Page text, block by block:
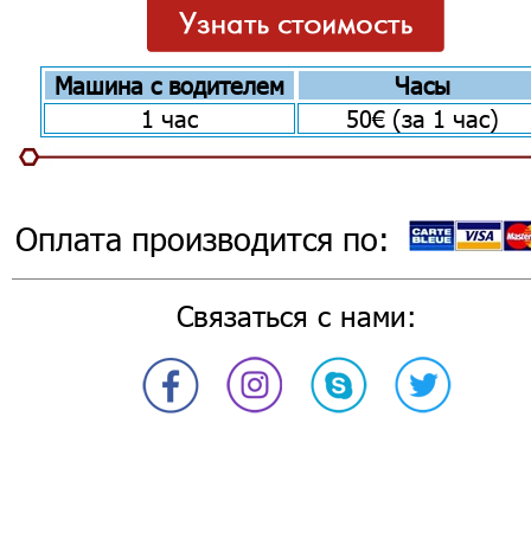
Машина с водителем
Часы
1 час
50€ (за 1 час)
Оплата производится по:
Связаться с нами: